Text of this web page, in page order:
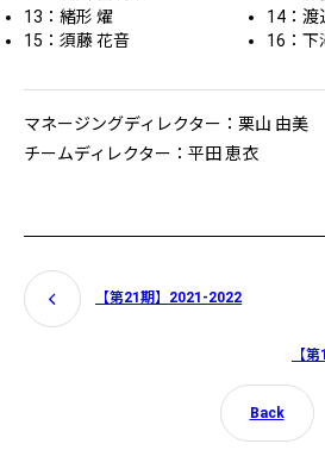
13：緒形 燿
14：渡
15：須藤 花音
16：下
マネージングディレクター：栗山 由美
チームディレクター：平田 恵衣
【第21期】2021-2022
Back
【